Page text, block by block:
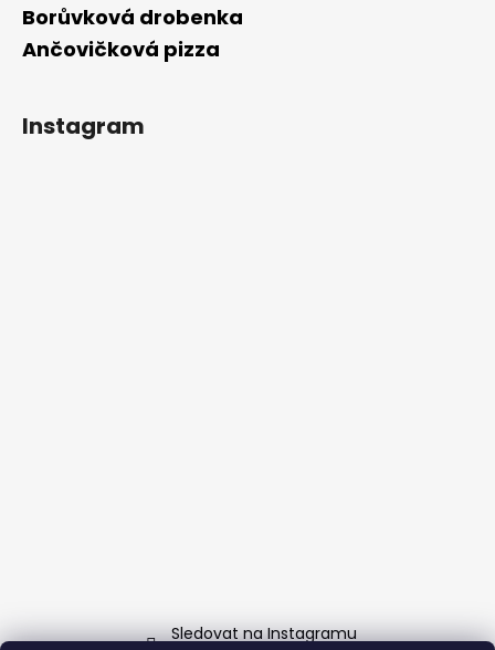
Borůvková drobenka
Ančovičková pizza
Instagram
Sledovat na Instagramu